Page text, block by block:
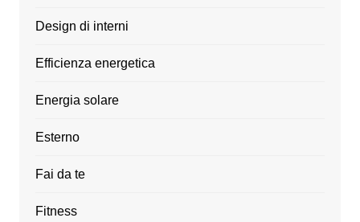
Design di interni
Efficienza energetica
Energia solare
Esterno
Fai da te
Fitness